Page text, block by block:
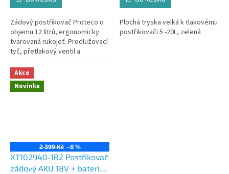
Zádový postřikovač Proteco o
objemu 12 litrů, ergonomicky
tvarovaná rukojeť. Prodlužovací
tyč, přetlakový ventil a
praktický popruh
Plochá tryska velká k tlakovému
postřikovači 5 -20L, zelená
Akce
Novinka
2 399 Kč –8 %
XT102940-1B2 Postřikovač
zádový AKU 18V + baterie